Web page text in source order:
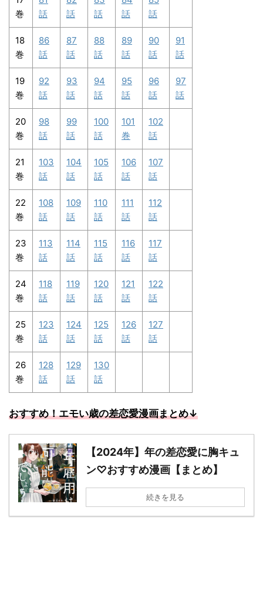
巻
話
話
話
話
話
18
巻
86
話
87
話
88
話
89
話
90
話
91
話
19
巻
92
話
93
話
94
話
95
話
96
話
97
話
20
巻
98
話
99
話
100
話
101
巻
102
話
21
巻
103
話
104
話
105
話
106
話
107
話
22
巻
108
話
109
話
110
話
111
話
112
話
23
巻
113
話
114
話
115
話
116
話
117
話
24
巻
118
話
119
話
120
話
121
話
122
話
25
巻
123
話
124
話
125
話
126
話
127
話
26
巻
128
話
129
話
130
話
おすすめ！エモい歳の差恋愛漫画まとめ↓
【2024年】年の差恋愛に胸キュ
ン♡おすすめ漫画【まとめ】
続きを見る